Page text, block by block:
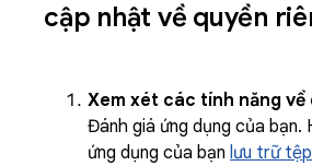
cập nhật về quyền
Xem xét các tính năng
Đánh giá ứng dụng của bạn.
ứng dụng của bạn lưu trữ